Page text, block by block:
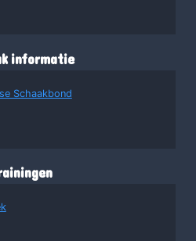
informatie
Schaakbond